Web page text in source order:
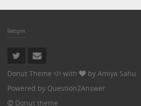
İletişim
Donut Theme with by Amiya Sahu
Powered by Question2Answer
Donut theme